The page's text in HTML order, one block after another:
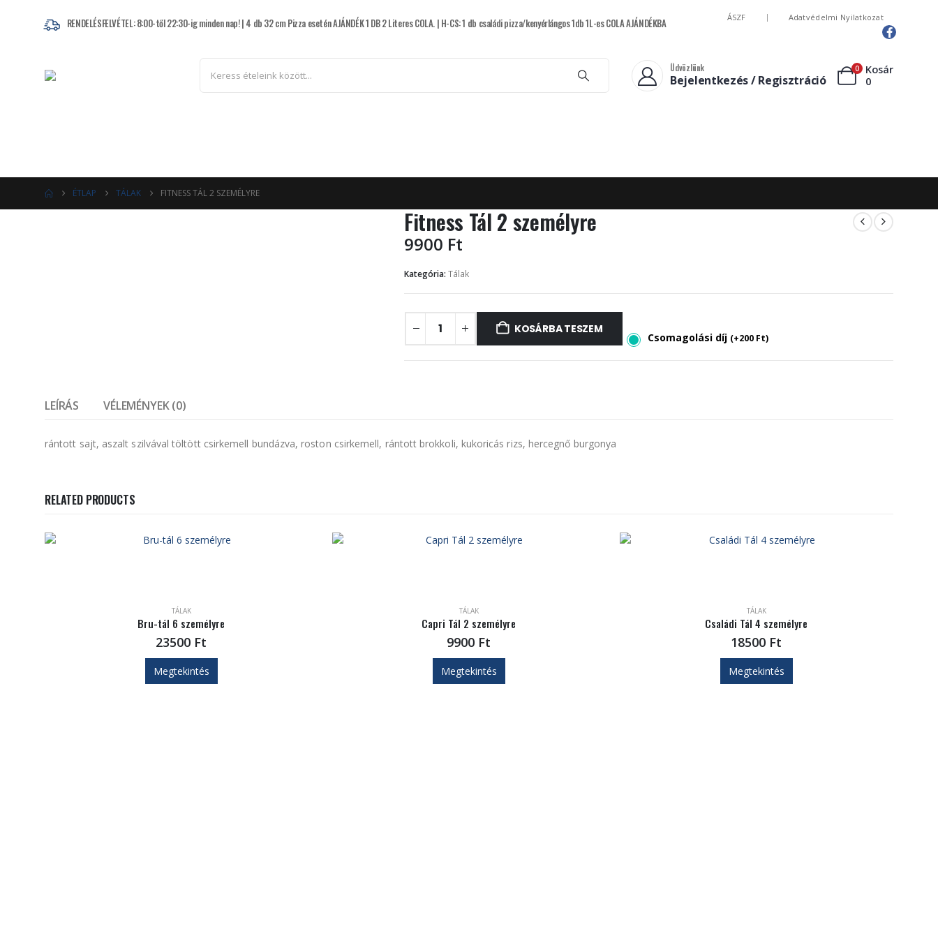
RENDELÉSFELVÉTEL: 8:00-től 22:30-ig minden nap! | 4 db 32 cm Pizza esetén AJÁNDÉK 1 DB 2 Literes COLA. | H-CS: 1 db családi pizza/kenyérlángos 1db 1L-es COLA AJÁNDÉKBA ÁSZF Adatvédelmi Nyilatkozat
Üdvözlünk
Bejelentkezés / Regisztráció
0
Kosár
0
ÉTLAP TÁLAK FITNESS TÁL 2 SZEMÉLYRE
Fitness Tál 2 személyre
9900 Ft
Kategória: Tálak
KOSÁRBA TESZEM
Csomagolási díj (+200 Ft)
LEÍRÁS VÉLEMÉNYEK (0)
rántott sajt, aszalt szilvával töltött csirkemell bundázva, roston csirkemell, rántott brokkoli, kukoricás rizs, hercegnő burgonya
RELATED PRODUCTS
TÁLAK
Bru-tál 6 személyre
23500 Ft
Megtekintés
TÁLAK
Capri Tál 2 személyre
9900 Ft
Megtekintés
TÁLAK
Családi Tál 4 személyre
18500 Ft
Megtekintés